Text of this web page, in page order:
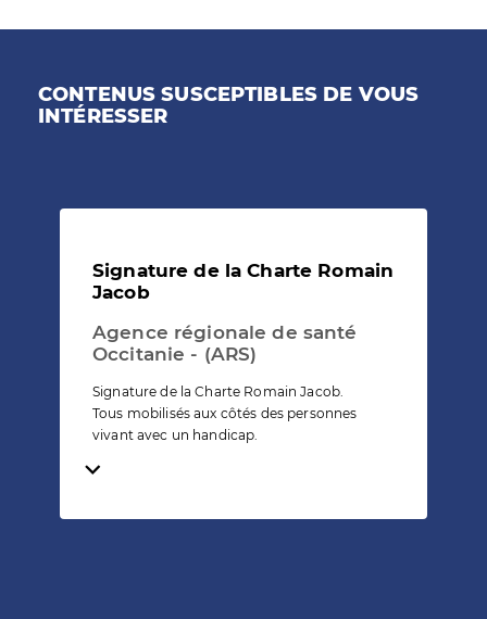
CONTENUS SUSCEPTIBLES DE VOUS
INTÉRESSER
Signature de la Charte Romain
Jacob
Agence régionale de santé
Occitanie - (ARS)
Signature de la Charte Romain Jacob.
Tous mobilisés aux côtés des personnes
vivant avec un handicap.
Temps de lecture